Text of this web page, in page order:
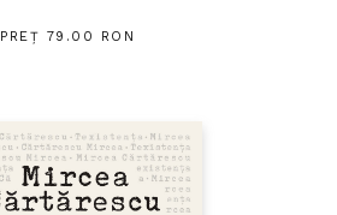
PREȚ 79.00 RON